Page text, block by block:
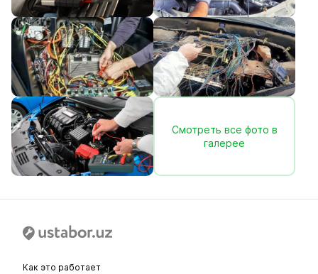
Смотреть все фото в
галерее
Как это работает